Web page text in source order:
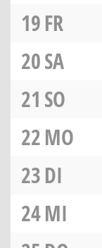
19FR
20SA
21 SO
22MO
23DI
24MI